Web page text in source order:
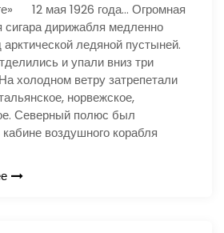
12 мая 1926 года… Огромная
сигара дирижабля медленно
ледяной пустыней.
и упали вниз три
холодном ветру затрепетали
норвежское,
Северный полюс был
кабине воздушного корабля